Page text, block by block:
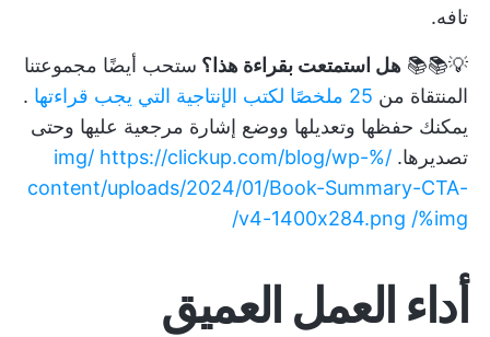
تافه.
💡📚📚 هل استمتعت بقراءة هذا؟ ستحب أيضًا مجموعتنا
المنتقاة من 25 ملخصًا لكتب الإنتاجية التي يجب قراءتها
.
يمكنك حفظها وتعديلها ووضع إشارة مرجعية عليها وحتى
تصديرها.
/%img/ https://clickup.com/blog/wp-
content/uploads/2024/01/Book-Summary-CTA-
v4-1400x284.png /%img/
أداء العمل العميق